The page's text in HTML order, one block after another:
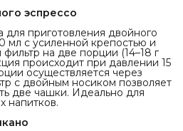
эспрессо
приготовления двойного
мл с усиленной крепостью и
на две порции (14–18 г
происходит при давлении 15
осуществляется через
с двойным носиком позволяет
две чашки. Идеально для
напитков.